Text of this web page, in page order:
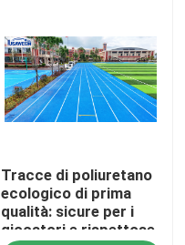
Tracce di poliuretano
ecologico di prima
qualità: sicure per i
giocatori e rispettose